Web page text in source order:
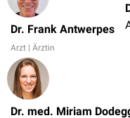
Dr. Frank Antwerpes
Arzt | Ärztin
Dr. med. Miriam